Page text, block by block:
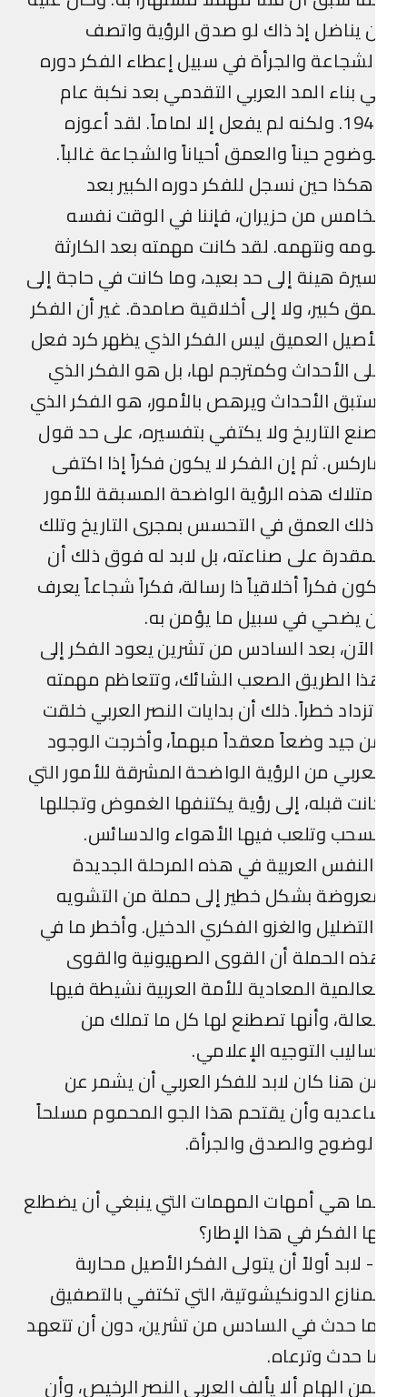
يناضل إذ ذاك لو صدق الرؤية واتصف
والجرأة في سبيل إعطاء الفكر دوره
بناء المد العربي التقدمي بعد نكبة عام
1948. ولكنه لم يفعل إلا لماماً. لقد أعوزه
حيناً والعمق أحياناً والشجاعة غالباً.
حين نسجل للفكر دوره الكبير بعد
من حزيران، فإننا في الوقت نفسه
ونتهمه. لقد كانت مهمته بعد الكارثة
هينة إلى حد بعيد، وما كانت في حاجة إلى
كبير، ولا إلى أخلاقية صامدة. غير أن الفكر
العميق ليس الفكر الذي يظهر كرد فعل
الأحداث وكمترجم لها، بل هو الفكر الذي
الأحداث ويرهص بالأمور، هو الفكر الذي
التاريخ ولا يكتفي بتفسيره، على حد قول
ثم إن الفكر لا يكون فكراً إذا اكتفى
هذه الرؤية الواضحة المسبقة للأمور
العمق في التحسس بمجرى التاريخ وتلك
على صناعته، بل لابد له فوق ذلك أن
فكراً أخلاقياً ذا رسالة، فكراً شجاعاً يعرف
يضحي في سبيل ما يؤمن به.
بعد السادس من تشرين يعود الفكر إلى
الطريق الصعب الشائك، وتتعاظم مهمته
خطراً. ذلك أن بدايات النصر العربي خلقت
جيد وضعاً معقداً مبهماً، وأخرجت الوجود
من الرؤية الواضحة المشرقة للأمور التي
قبله، إلى رؤية يكتنفها الغموض وتجللها
وتلعب فيها الأهواء والدسائس.
العربية في هذه المرحلة الجديدة
بشكل خطير إلى حملة من التشويه
والغزو الفكري الدخيل. وأخطر ما في
الحملة أن القوى الصهيونية والقوى
المعادية للأمة العربية نشيطة فيها
وأنها تصطنع لها كل ما تملك من
التوجيه الإعلامي.
هنا كان لابد للفكر العربي أن يشمر عن
وأن يقتحم هذا الجو المحموم مسلحاً
والصدق والجرأة.
هي أمهات المهمات التي ينبغي أن يضطلع
الفكر في هذا الإطار؟
1- لابد أولاً أن يتولى الفكر الأصيل محاربة
الدونكيشوتية، التي تكتفي بالتصفيق
حدث في السادس من تشرين، دون أن تتعهد
حدث وترعاه.
الهام ألا يألف العربي النصر الرخيص، وأن